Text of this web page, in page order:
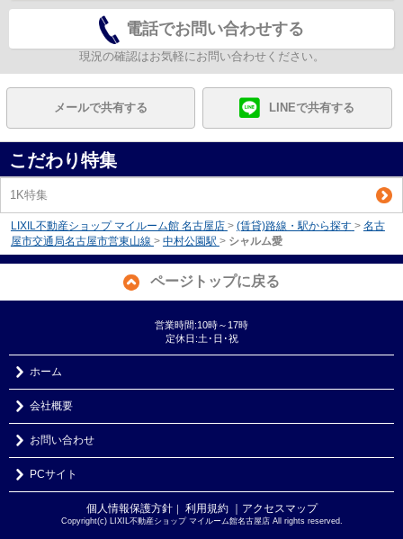
電話でお問い合わせする
現況の確認はお気軽にお問い合わせください。
メールで共有する LINEで共有する
こだわり特集
1K特集
LIXIL不動産ショップ マイルーム館 名古屋店 > (賃貸)路線・駅から探す > 名古
屋市交通局名古屋市営東山線 > 中村公園駅 > シャルム愛
ページトップに戻る
営業時間:10時～17時
定休日:土･日･祝
ホーム
会社概要
お問い合わせ
PCサイト
個人情報保護方針｜ 利用規約 ｜アクセスマップ
Copyright(c) LIXIL不動産ショップ マイルーム館名古屋店 All rights reserved.